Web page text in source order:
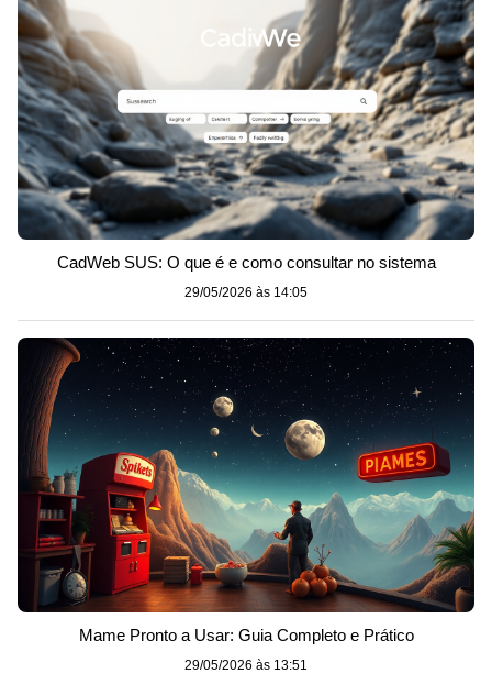
CadWeb SUS: O que é e como consultar no sistema
29/05/2026 às 14:05
Mame Pronto a Usar: Guia Completo e Prático
29/05/2026 às 13:51